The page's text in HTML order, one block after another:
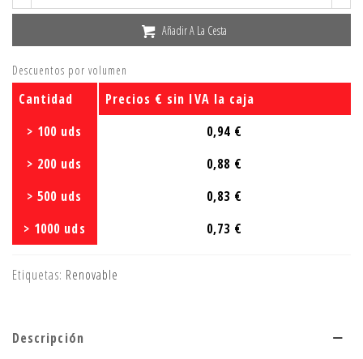
Añadir A La Cesta
Descuentos por volumen
Cantidad
Precios € sin IVA la caja
> 100 uds
0,94 €
> 200 uds
0,88 €
> 500 uds
0,83 €
> 1000 uds
0,73 €
Etiquetas: Renovable
Descripción